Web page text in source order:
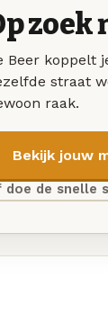
zoek
Beer koppelt
straat
raak.
Bekijk jouw
doe de snelle